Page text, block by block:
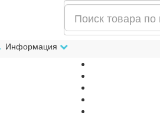
Информация